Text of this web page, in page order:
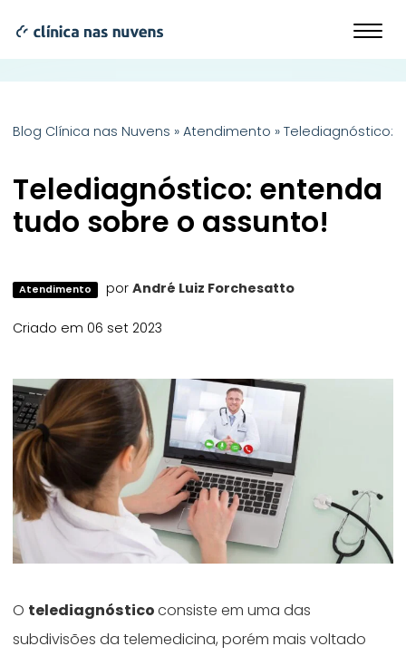
Blog Clínica nas Nuvens »Atendimento »Telediagnóstico:
Telediagnóstico: entenda
tudo sobre o assunto!
Atendimento por André Luiz Forchesatto
Criado em 06 set 2023
O telediagnósticoconsiste em uma das
subdivisões da telemedicina, porém mais voltado